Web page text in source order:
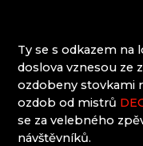
SPOLEK
SUPŠS
SÝPKA
TGK -
TRISHARDS
VAGNERGLASS
Ty se s odkazem na
doslova vznesou ze
ozdobeny stovkami
ozdob od mistrů
se za velebného
návštěvníků.